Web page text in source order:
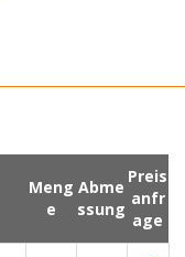
Meng
e
Abme
ssung
Preis
anfr
age